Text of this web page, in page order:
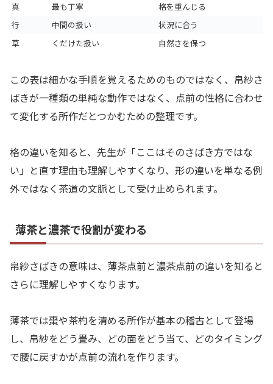
真
最も丁寧
格を重んじる
行
中間の扱い
状況に合う
草
くだけた扱い 自然さを保つ
この表は細かな手順を覚えるためのものではなく、帛紗さ
ばきが一種類の単純な動作ではなく、点前の性格に合わせ
て変化する所作だとつかむための整理です。
格の違いを知ると、先生が「ここはそのさばき方ではな
い」と直す理由も理解しやすくなり、形の違いを単なる例
外ではなく茶道の文脈として受け止められます。
薄茶と濃茶で役割が変わる
帛紗さばきの意味は、薄茶点前と濃茶点前の違いを知ると
さらに理解しやすくなります。
薄茶では棗や茶杓を清める所作が基本の稽古として登場
し、帛紗をどう畳み、どの面をどう当て、どのタイミング
で腰に戻すかが点前の流れを作ります。